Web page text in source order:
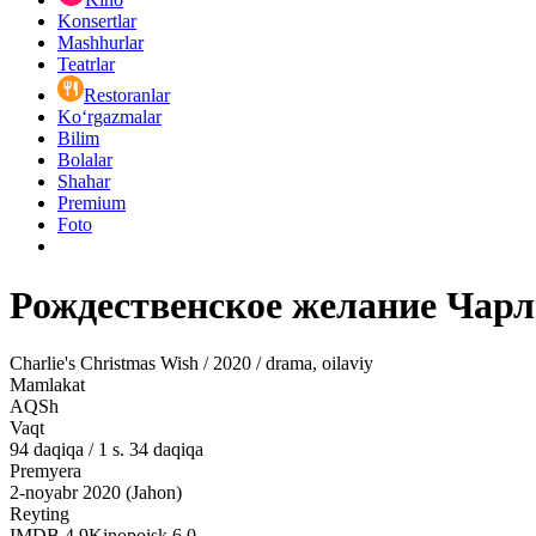
Konsertlar
Mashhurlar
Teatrlar
Restoranlar
Ko‘rgazmalar
Bilim
Bolalar
Shahar
Premium
Foto
Рождественское желание
Charlie's Christmas Wish / 2020 / drama, oilaviy
Mamlakat
AQSh
Vaqt
94 daqiqa / 1 s. 34 daqiqa
Premyera
2-noyabr 2020 (Jahon)
Reyting